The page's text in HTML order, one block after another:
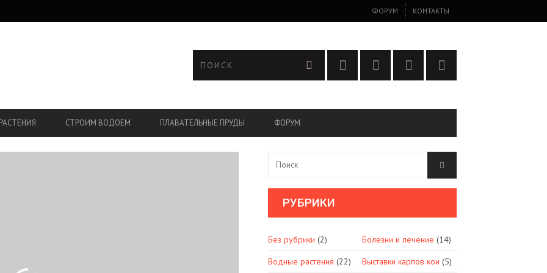
ФОРУМ КОНТАКТЫ
СТРОИМ ВОДОЕМ ПЛАВАТЕЛЬНЫЕ ПРУДЫ ФОРУМ
РУБРИКИ
Без рубрики (2) Болезни и лечение (14)
Водные растения (22) Выставки карпов кои (5)